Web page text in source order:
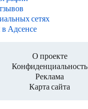
сетях
Адсенсе
О проекте
Конфиденциальность
Реклама
Карта сайта